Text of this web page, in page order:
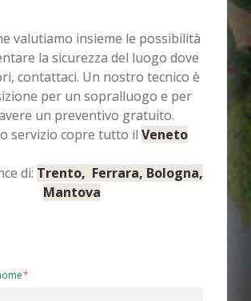
valutiamo insieme le possibilità
la sicurezza del luogo dove
contattaci. Un nostro tecnico è
per un sopralluogo e per
un preventivo gratuito.
servizio copre tutto il Veneto
di: Trento, Ferrara, Bologna,
Mantova